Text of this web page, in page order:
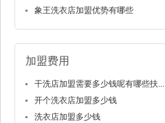
象王洗衣店加盟优势有哪些
加盟费用
干洗店加盟需要多少钱呢有哪些扶...
开个洗衣店加盟多少钱
洗衣店加盟多少钱